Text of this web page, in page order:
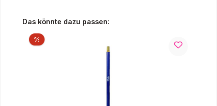
Produktgalerie überspringen
Das könnte dazu passen:
%Rabatt